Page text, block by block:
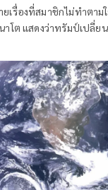
เรื่องที่สมาชิกไม่ทำตาม
าโต แสดงว่าทรัมป์เปลี่ย